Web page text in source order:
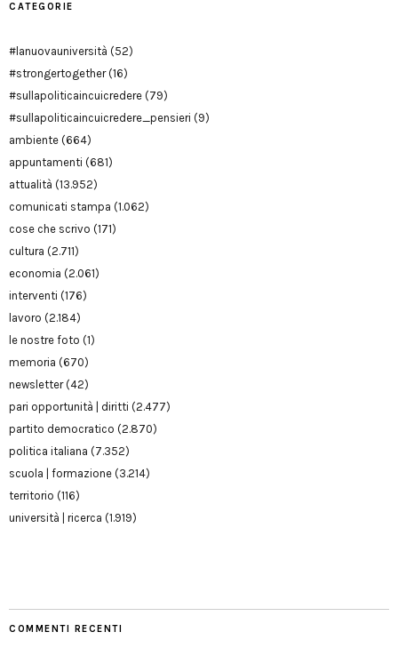
CATEGORIE
#lanuovauniversità (52)
#strongertogether(16)
#sullapoliticaincuicredere (79)
#sullapoliticaincuicredere_pensieri (9)
ambiente (664)
appuntamenti (681)
attualità (13.952)
comunicati stampa (1.062)
cose che scrivo (171)
cultura (2.711)
economia (2.061)
interventi (176)
lavoro (2.184)
le nostre foto (1)
memoria (670)
newsletter(42)
pari opportunità | diritti (2.477)
partito democratico (2.870)
politica italiana (7.352)
scuola | formazione (3.214)
territorio (116)
università | ricerca (1.919)
COMMENTI RECENTI